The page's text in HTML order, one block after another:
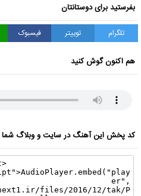
بفرستید برای دوستانتان
تلگرام توییتر فیسبوک
هم اکنون گوش کنید
کد پخش این آهنگ در سایت و وبلاگ شما